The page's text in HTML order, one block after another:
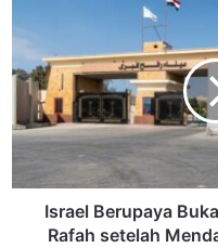
Israel Berupaya
Rafah setelah